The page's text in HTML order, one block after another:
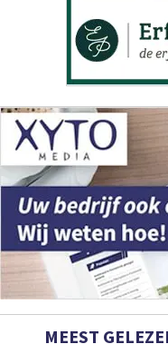
MEEST